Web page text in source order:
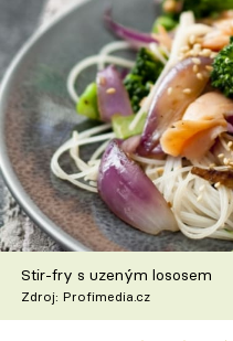
Témata
Recepty
Články
TV Program
Škola vaření
Recepty z TV
Stir-fry s uzeným lososem
Zdroj: Profimedia.cz